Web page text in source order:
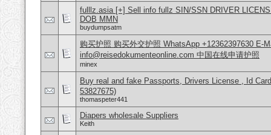
fulllz.asia [+] Sell info fullz SIN/SSN DRIVER
DOB MMN
buydumpsatm
购买护照 购买外交护照 WhatsApp +12362397630 E-
info@reisedokumenteonline.com 中国在线申请护照
minex
Buy real and fake Passports, Drivers License , Id
53827675)
thomaspeter441
Diapers wholesale Suppliers
Keith